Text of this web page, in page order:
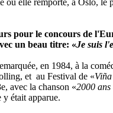
où elle remporte, à Oslo, le
pour le concours de
un beau titre: «Je suis
en 1984, à la
et au Festival de «
avec la chanson «2000 ans
y était apparue.